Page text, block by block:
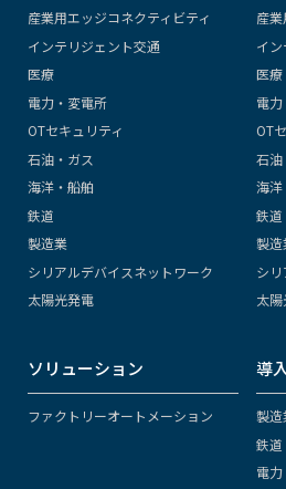
産業用エッジコネクティビティ
インテリジェント交通
医療
電力・変電所
OTセキュリティ
石油・ガス
海洋・船舶
鉄道
製造業
シリアルデバイスネットワーク
太陽光発電
産
イ
医療
電
OT
石油
海洋
鉄道
製造
シ
太
ソリューション
ファクトリーオートメーション
導
製造
鉄道
電力